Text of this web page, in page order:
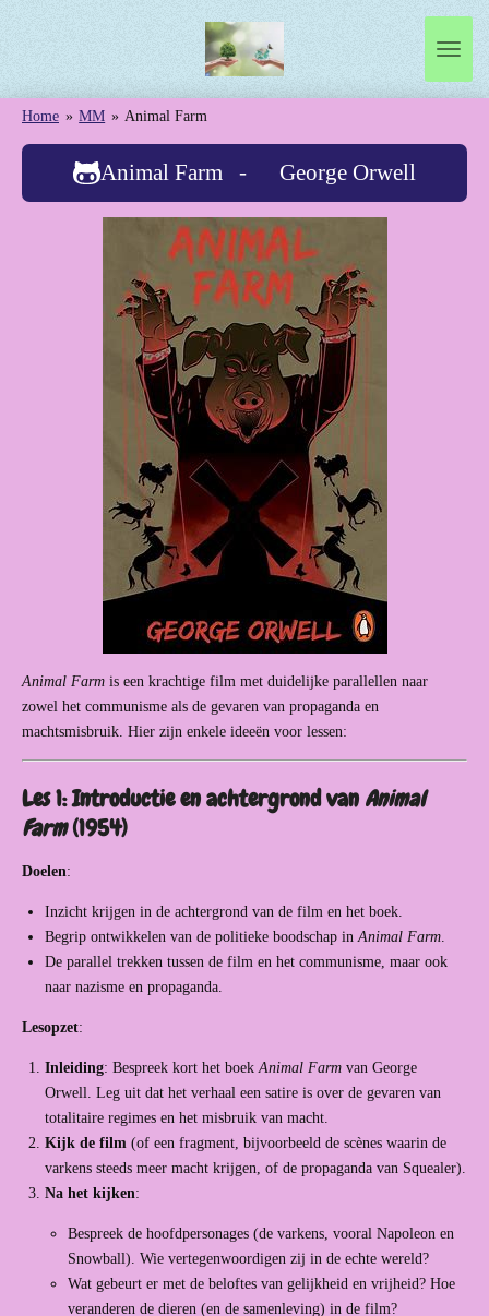
de
hoofdinhoud
Home » MM » Animal Farm
Animal Farm - George Orwell
Animal Farm is een krachtige film met duidelijke parallellen naar
zowel het communisme als de gevaren van propaganda en
machtsmisbruik. Hier zijn enkele ideeën voor lessen:
Les 1: Introductie en achtergrond van Animal
Farm(1954)
Doelen:
Inzicht krijgen in de achtergrond van de film en het boek.
Begrip ontwikkelen van de politieke boodschap inAnimal Farm.
De parallel trekken tussen de film en het communisme, maar ook
naar nazisme en propaganda.
Lesopzet:
Inleiding: Bespreek kort het boekAnimal Farm van George
Orwell. Leg uit dat het verhaal een satire is over de gevaren van
totalitaire regimes en het misbruik van macht.
Kijk de film (of een fragment, bijvoorbeeld de scènes waarin de
varkens steeds meer macht krijgen, of de propaganda van Squealer).
Na het kijken:
Bespreek de hoofdpersonages (de varkens, vooral Napoleon en
Snowball). Wie vertegenwoordigen zij in de echte wereld?
Wat gebeurt er met de beloftes van gelijkheid en vrijheid? Hoe
veranderen de dieren (en de samenleving) in de film?